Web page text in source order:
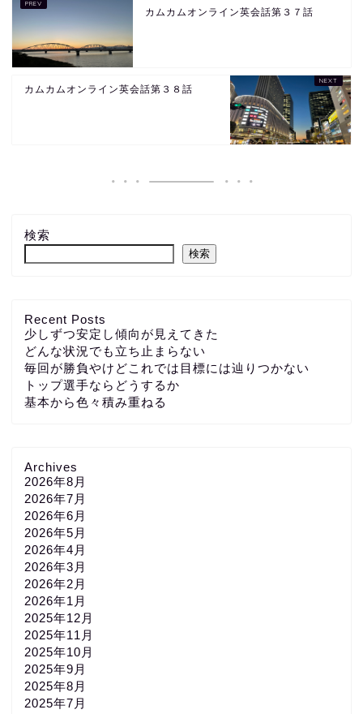
カムカムオンライン英会話第３７話
カムカムオンライン英会話第３８話
検索
検索
Recent Posts
少しずつ安定し傾向が見えてきた
どんな状況でも立ち止まらない
毎回が勝負やけどこれでは目標には辿りつかない
トップ選手ならどうするか
基本から色々積み重ねる
Archives
2026年8月
2026年7月
2026年6月
2026年5月
2026年4月
2026年3月
2026年2月
2026年1月
2025年12月
2025年11月
2025年10月
2025年9月
2025年8月
2025年7月